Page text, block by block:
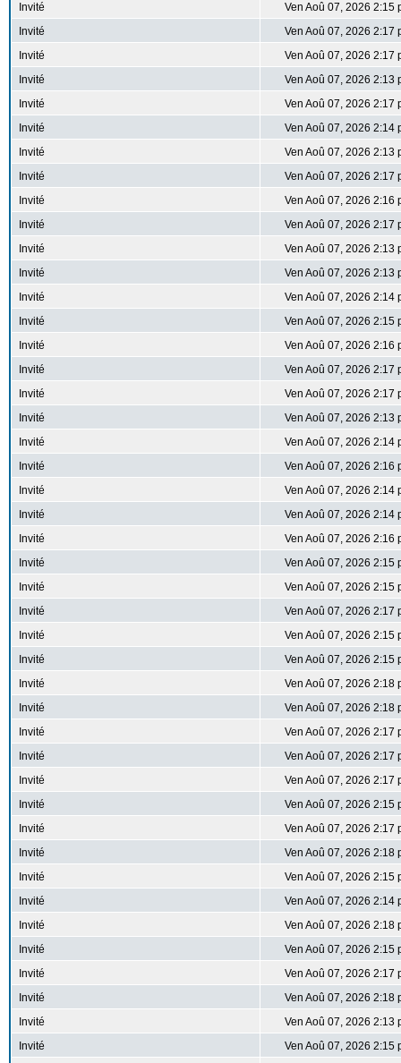
Invité
Ven Aoû 07, 2026 2:15
Invité
Ven Aoû 07, 2026 2:17
Invité
Ven Aoû 07, 2026 2:17
Invité
Ven Aoû 07, 2026 2:13
Invité
Ven Aoû 07, 2026 2:17
Invité
Ven Aoû 07, 2026 2:14
Invité
Ven Aoû 07, 2026 2:13
Invité
Ven Aoû 07, 2026 2:17
Invité
Ven Aoû 07, 2026 2:16
Invité
Ven Aoû 07, 2026 2:17
Invité
Ven Aoû 07, 2026 2:13
Invité
Ven Aoû 07, 2026 2:13
Invité
Ven Aoû 07, 2026 2:14
Invité
Ven Aoû 07, 2026 2:15
Invité
Ven Aoû 07, 2026 2:16
Invité
Ven Aoû 07, 2026 2:17
Invité
Ven Aoû 07, 2026 2:17
Invité
Ven Aoû 07, 2026 2:13
Invité
Ven Aoû 07, 2026 2:14
Invité
Ven Aoû 07, 2026 2:16
Invité
Ven Aoû 07, 2026 2:14
Invité
Ven Aoû 07, 2026 2:14
Invité
Ven Aoû 07, 2026 2:16
Invité
Ven Aoû 07, 2026 2:15
Invité
Ven Aoû 07, 2026 2:15
Invité
Ven Aoû 07, 2026 2:17
Invité
Ven Aoû 07, 2026 2:15
Invité
Ven Aoû 07, 2026 2:15
Invité
Ven Aoû 07, 2026 2:18
Invité
Ven Aoû 07, 2026 2:18
Invité
Ven Aoû 07, 2026 2:17
Invité
Ven Aoû 07, 2026 2:17
Invité
Ven Aoû 07, 2026 2:17
Invité
Ven Aoû 07, 2026 2:15
Invité
Ven Aoû 07, 2026 2:17
Invité
Ven Aoû 07, 2026 2:18
Invité
Ven Aoû 07, 2026 2:15
Invité
Ven Aoû 07, 2026 2:14
Invité
Ven Aoû 07, 2026 2:18
Invité
Ven Aoû 07, 2026 2:15
Invité
Ven Aoû 07, 2026 2:17
Invité
Ven Aoû 07, 2026 2:18
Invité
Ven Aoû 07, 2026 2:13
Invité
Ven Aoû 07, 2026 2:15